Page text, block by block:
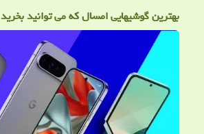
بهترین گوشیهایی امسال که می توانید بخرید